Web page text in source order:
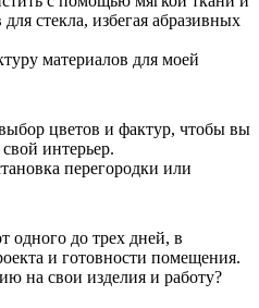
стекла, избегая абразивных
материалов для моей
цветов и фактур, чтобы вы
интерьер.
перегородки или
одного до трех дней, в
и готовности помещения.
на свои изделия и работу?